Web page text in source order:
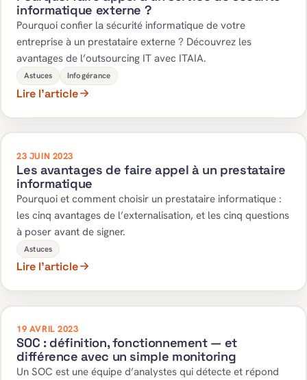
informatique externe ?
Pourquoi confier la sécurité informatique de votre
entreprise à un prestataire externe ? Découvrez les
avantages de l’outsourcing IT avec ITAIA.
Astuces Infogérance
Lire l’article
23 JUIN 2023
Les avantages de faire appel à un prestataire
informatique
Pourquoi et comment choisir un prestataire informatique :
les cinq avantages de l’externalisation, et les cinq questions
à poser avant de signer.
Astuces
Lire l’article
19 AVRIL 2023
SOC : définition, fonctionnement — et
différence avec un simple monitoring
Un SOC est une équipe d’analystes qui détecte et répond